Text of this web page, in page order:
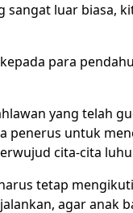
luar biasa,
para
yang telah
penerus untuk
cita-cita
tetap
agar anak